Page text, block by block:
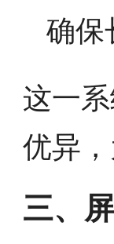
确保
这一
优异
三、